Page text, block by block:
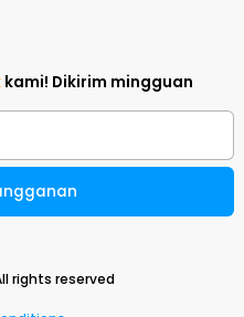
kami! Dikirim mingguan
rights reserved